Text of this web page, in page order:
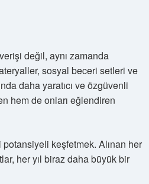
değil, aynı zamanda
sosyal beceri setleri ve
daha yaratıcı ve özgüvenli
hem de onları eğlendiren
keşfetmek. Alınan her
her yıl biraz daha büyük bir